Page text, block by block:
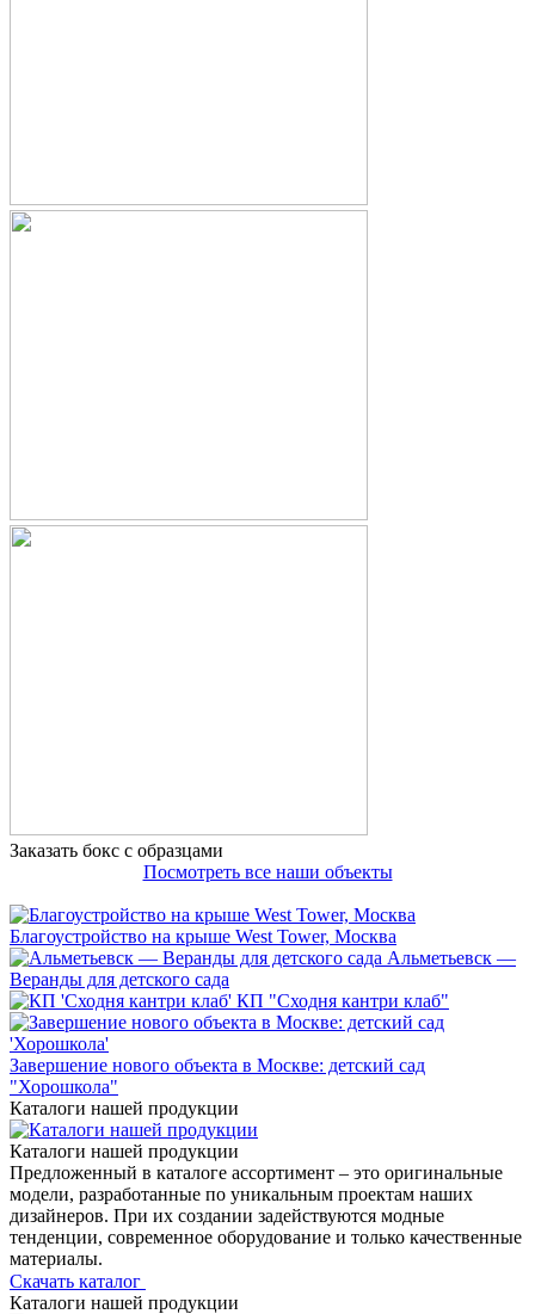
Заказать бокс с образцами
Посмотреть все наши объекты
Благоустройство на крыше West Tower, Москва
Альметьевск —
Веранды для детского сада
КП "Сходня кантри клаб"
Завершение нового объекта в Москве: детский сад
"Хорошкола"
Каталоги нашей продукции
Каталоги нашей продукции
Предложенный в каталоге ассортимент – это оригинальные
модели, разработанные по уникальным проектам наших
дизайнеров. При их создании задействуются модные
тенденции, современное оборудование и только качественные
материалы.
Скачать каталог
Каталоги нашей продукции